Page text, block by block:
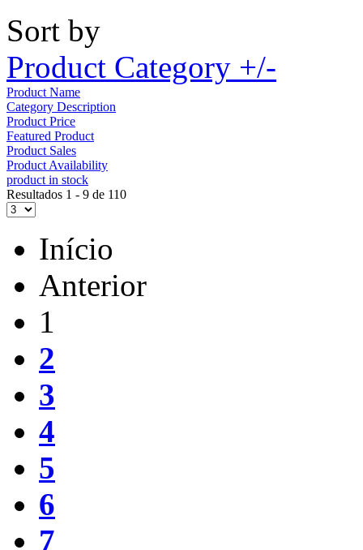
Sort by
Product Category +/-
Product Name
Category Description
Product Price
Featured Product
Product Sales
Product Availability
product in stock
Resultados 1 - 9 de 110
Início
Anterior
1
2
3
4
5
6
7